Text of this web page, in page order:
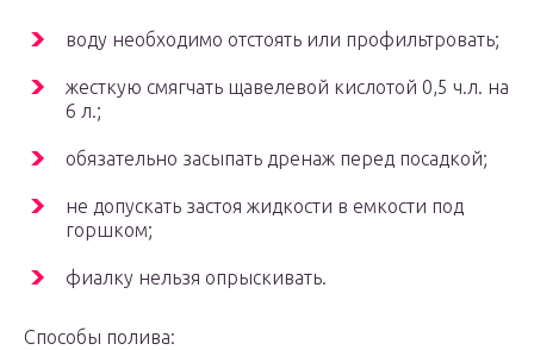
воду необходимо отстоять или профильтровать;
жесткую смягчать щавелевой кислотой 0,5 ч.л. на
6 л.;
обязательно засыпать дренаж перед посадкой;
не допускать застоя жидкости в емкости под
горшком;
фиалку нельзя опрыскивать.
Способы полива: